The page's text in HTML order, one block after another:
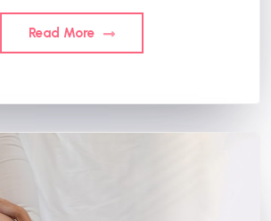
Read More